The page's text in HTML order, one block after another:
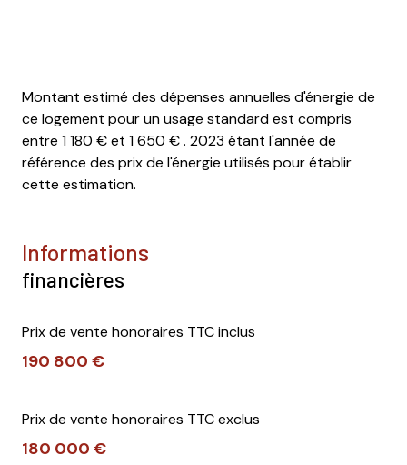
Montant estimé des dépenses annuelles d'énergie de
ce logement pour un usage standard est compris
entre 1 180 € et 1 650 € . 2023 étant l'année de
référence des prix de l'énergie utilisés pour établir
cette estimation.
informations
financières
Prix de vente honoraires TTC inclus
190 800 €
Prix de vente honoraires TTC exclus
180 000 €